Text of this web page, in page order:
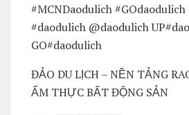
#MCNDaodulich
#daodulich @daodulich
GO#daodulich
ĐẢO DU LỊCH – NỀN TẢNG
ẨM THỰC BẤT ĐỘNG SẢN